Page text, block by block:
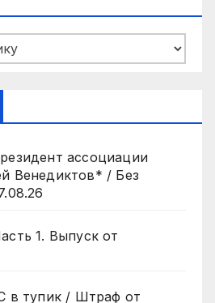
ассоциации
Венедиктов* / Без
1. Выпуск от
в тупик / Штраф от